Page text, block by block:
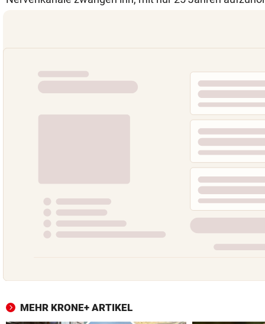
MEHR KRONE+ ARTIKEL